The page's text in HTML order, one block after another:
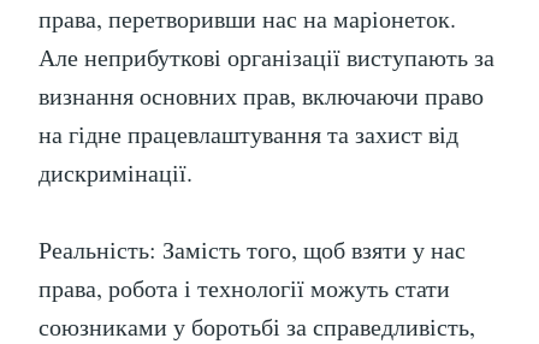
права, перетворивши нас на маріонеток.
Але неприбуткові організації виступають за
визнання основних прав, включаючи право
на гідне працевлаштування та захист від
дискримінації.
Реальність: Замість того, щоб взяти у нас
права, робота і технології можуть стати
союзниками у боротьбі за справедливість,